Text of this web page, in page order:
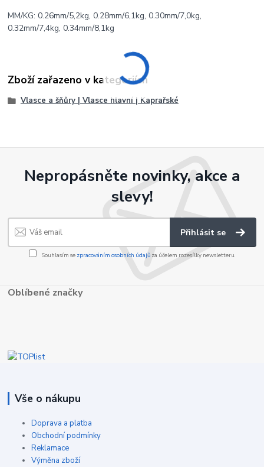
MM/KG: 0.26mm/5,2kg, 0.28mm/6,1kg, 0.30mm/7,0kg,
0.32mm/7,4kg, 0.34mm/8,1kg
Zboží zařazeno v kategoriích
Vlasce a šňůry | Vlasce hlavní | Kaprařské
Nepropásněte novinky, akce a
slevy!
Přihlásit se
Souhlasím se zpracováním osobních údajůza účelem rozesílky newsletteru.
Oblíbené značky
Vše o nákupu
Doprava a platba
Obchodní podmínky
Reklamace
Výměna zboží